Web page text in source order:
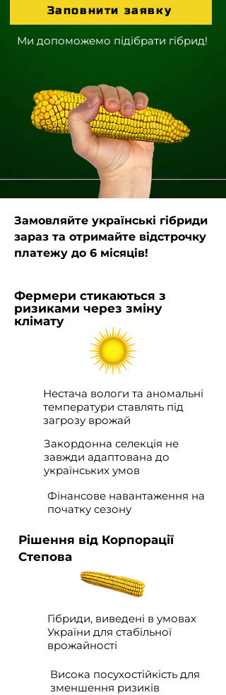
Заповнити заявку
Ми допоможемо підібрати гібрид!
Замовляйте українські гібриди
зараз та отримайте відстрочку
платежу до 6 місяців!
Фермери стикаються з
ризиками через зміну
клімату
Нестача вологи та аномальні
температури ставлять під
загрозу врожай
Закордонна селекція не
завжди адаптована до
українських умов
Фінансове навантаження на
початку сезону
Рішення від Корпорації
Степова
Гібриди, виведені в умовах
України для стабільної
врожайності
Висока посухостійкість для
зменшення ризиків